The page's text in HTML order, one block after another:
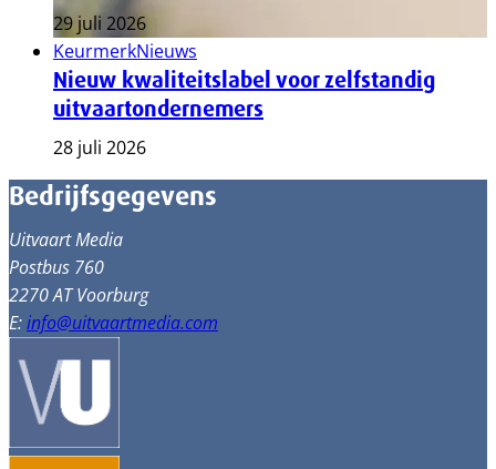
29 juli 2026
KeurmerkNieuws
Nieuw kwaliteitslabel voor zelfstandig
uitvaartondernemers
28 juli 2026
Bedrijfsgegevens
Uitvaart Media
Postbus 760
2270 AT Voorburg
E:info@uitvaartmedia.com